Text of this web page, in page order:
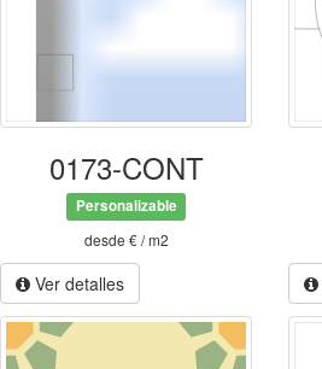
0173-CONT
Personalizable
desde € / m2
Ver detalles